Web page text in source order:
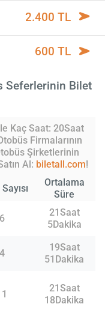
2.400 TL
600 TL
Seferlerinin Bilet
Kaç Saat: 20Saat
Firmalarının
Şirketlerinin
Al: biletall.com!
Ortalama
Süre
6
21Saat
5Dakika
4
19Saat
51Dakika
21Saat
18Dakika